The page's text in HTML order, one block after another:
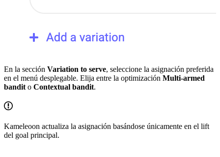
En la sección Variation to serve, seleccione la asignación preferida
en el menú desplegable. Elija entre la optimización Multi-armed
bandit o Contextual bandit.
Kameleoon actualiza la asignación basándose únicamente en el lift
del goal principal.